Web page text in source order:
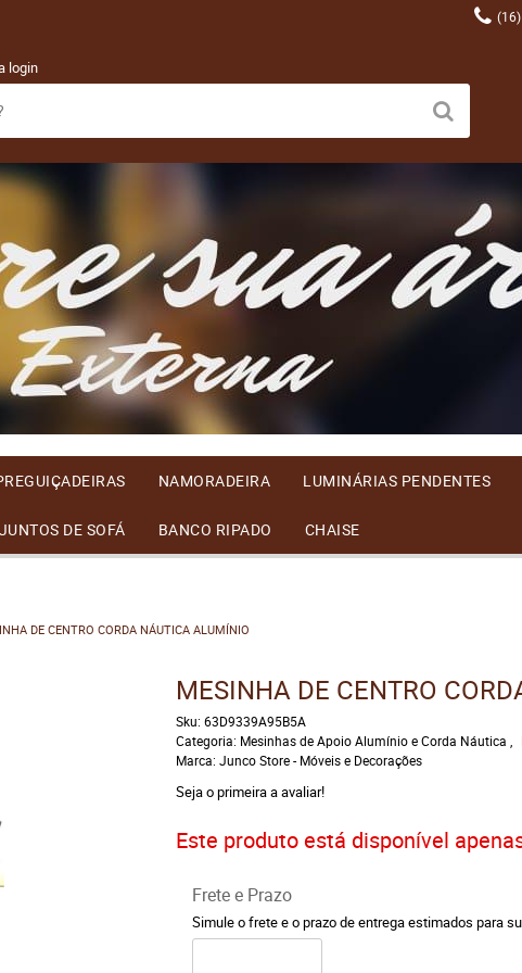
(16)
login
NAMORADEIRA LUMINÁRIAS PENDENTES
DE SOFÁ BANCO RIPADO CHAISE
DE CENTRO CORDA NÁUTICA ALUMÍNIO
MESINHA DE CENTRO
Sku: 63D9339A95B5A
Categoria: Mesinhas de Apoio Alumínio e Corda Náutica
Marca: Junco Store - Móveis e Decorações
Seja o primeira a avaliar!
Este produto está disponível
Frete e Prazo
Simule o frete e o prazo de entrega estimados para